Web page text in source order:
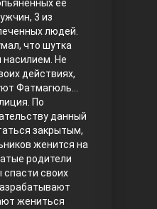
ее
3 из
людей.
что шутка
насилием. Не
действиях,
Фатмагюль…
По
данный
закрытым,
женится на
родители
спасти своих
жениться